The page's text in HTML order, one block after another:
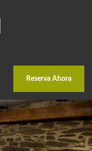
Reserva Ahora